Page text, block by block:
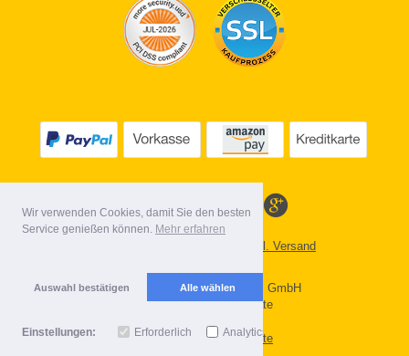
Wir verwenden Cookies, damit Sie den besten
Service genießen können. Mehr erfahren
Auswahl bestätigen Alle wählen
Einstellungen: Erforderlich Analytics
Alle Preise inkl. MwSt. evtl. zzgl. Versand
Copyright 2026 by Gebr. Röhl GmbH
Mobile Shop by Shopgate
Zur klassischen Webseite